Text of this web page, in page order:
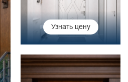
Узнать цену